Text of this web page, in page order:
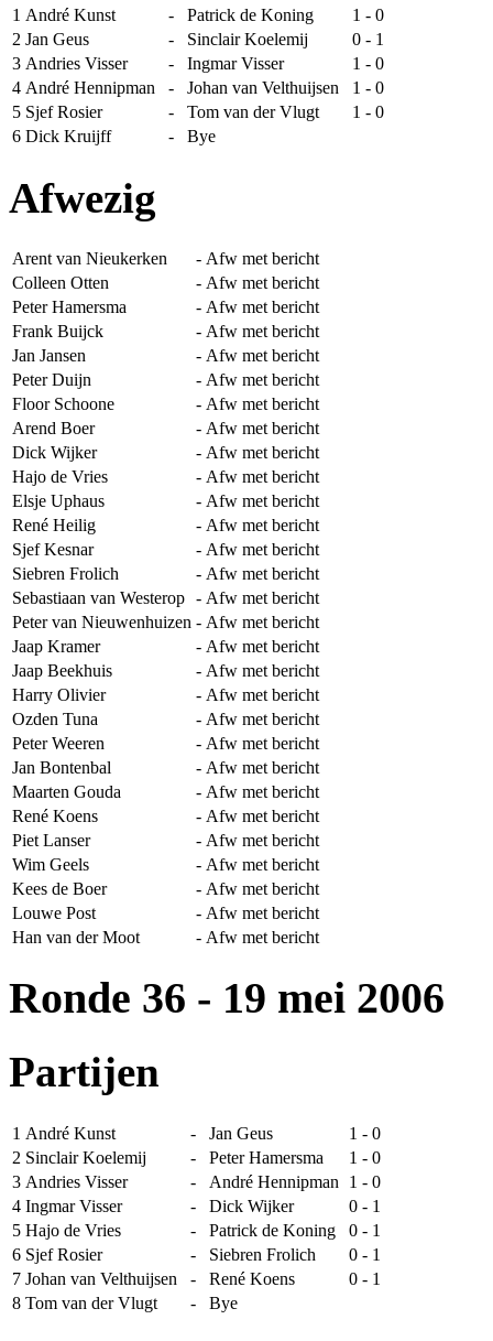
1 André Kunst - Patrick de Koning
1 - 0
2 Jan Geus - Sinclair Koelemij
0 - 1
3 Andries Visser - Ingmar Visser
1 - 0
4 André Hennipman - Johan van Velthuijsen
1 - 0
5 Sjef Rosier - Tom van der Vlugt
1 - 0
6 Dick Kruijff - Bye
Afwezig
Arent van Nieukerken - Afw met bericht
Colleen Otten
- Afw met bericht
Peter Hamersma
- Afw met bericht
Frank Buijck
- Afw met bericht
Jan Jansen
- Afw met bericht
Peter Duijn
- Afw met bericht
Floor Schoone
- Afw met bericht
Arend Boer
- Afw met bericht
Dick Wijker
- Afw met bericht
Hajo de Vries
- Afw met bericht
Elsje Uphaus
- Afw met bericht
René Heilig
- Afw met bericht
Sjef Kesnar
- Afw met bericht
Siebren Frolich
- Afw met bericht
Sebastiaan van Westerop - Afw met bericht
Peter van Nieuwenhuizen - Afw met bericht
Jaap Kramer
- Afw met bericht
Jaap Beekhuis
- Afw met bericht
Harry Olivier
- Afw met bericht
Ozden Tuna
- Afw met bericht
Peter Weeren
- Afw met bericht
Jan Bontenbal
- Afw met bericht
Maarten Gouda
- Afw met bericht
René Koens
- Afw met bericht
Piet Lanser
- Afw met bericht
Wim Geels
- Afw met bericht
Kees de Boer
- Afw met bericht
Louwe Post
- Afw met bericht
Han van der Moot
- Afw met bericht
Ronde 36 - 19 mei 2006
Partijen
1 André Kunst - Jan Geus
1 - 0
2 Sinclair Koelemij - Peter Hamersma
1 - 0
3 Andries Visser - André Hennipman
1 - 0
4 Ingmar Visser - Dick Wijker
0 - 1
5 Hajo de Vries - Patrick de Koning
0 - 1
6 Sjef Rosier - Siebren Frolich
0 - 1
7 Johan van Velthuijsen - René Koens
0 - 1
8 Tom van der Vlugt - Bye